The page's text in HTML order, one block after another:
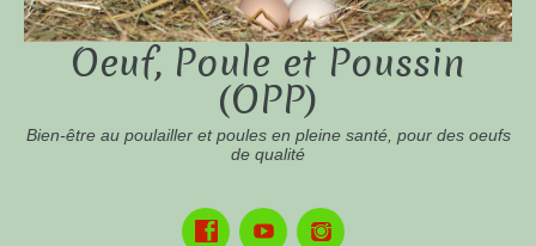
Oeuf, Poule et Poussin
(OPP)
Bien-être au poulailler et poules en pleine santé, pour des oeufs
de qualité